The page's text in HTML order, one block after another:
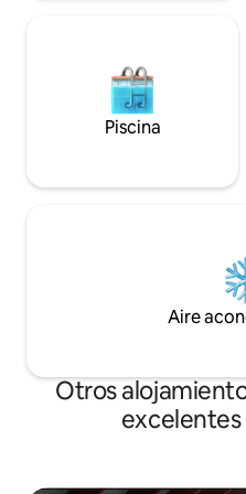
Piscina
Aire
Otros
excelentes